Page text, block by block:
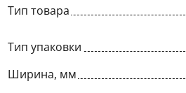
Тип товара
Тип упаковки
Ширина, мм